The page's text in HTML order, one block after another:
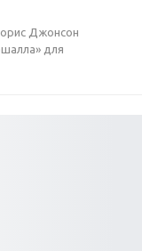
Джонсон
для